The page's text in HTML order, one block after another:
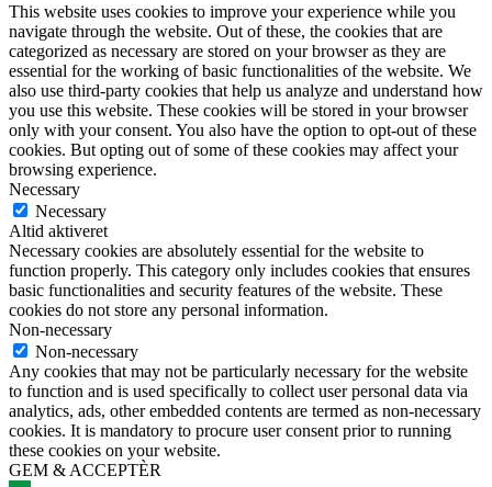
This website uses cookies to improve your experience while you
navigate through the website. Out of these, the cookies that are
categorized as necessary are stored on your browser as they are
essential for the working of basic functionalities of the website. We
also use third-party cookies that help us analyze and understand how
you use this website. These cookies will be stored in your browser
only with your consent. You also have the option to opt-out of these
cookies. But opting out of some of these cookies may affect your
browsing experience.
Necessary
Necessary
Altid aktiveret
Necessary cookies are absolutely essential for the website to
function properly. This category only includes cookies that ensures
basic functionalities and security features of the website. These
cookies do not store any personal information.
Non-necessary
Non-necessary
Any cookies that may not be particularly necessary for the website
to function and is used specifically to collect user personal data via
analytics, ads, other embedded contents are termed as non-necessary
cookies. It is mandatory to procure user consent prior to running
these cookies on your website.
GEM & ACCEPTÈR